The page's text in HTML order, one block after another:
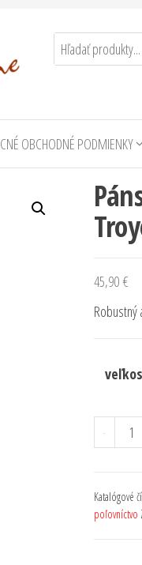
OBCHODNÉ PODMIENKY
45,90 €
Robustný
-
Katalógové
poľovníctvo